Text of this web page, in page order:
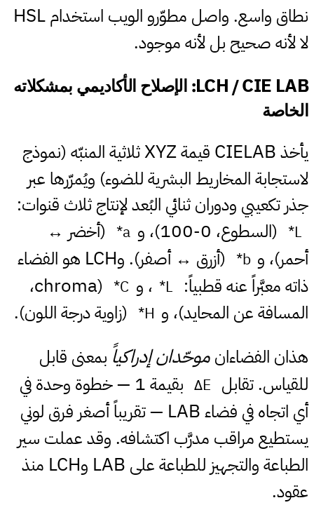
نطاق واسع. واصل مطوّرو الويب استخدامHSL
لا لأنه صحيح بل لأنه موجود.
#
CIE LAB
/
LCH: الإصلاح الأكاديمي بمشكلاته
الخاصة
يأخذCIELAB قيمةXYZثلاثية المنبّه (نموذج
لاستجابة المخاريط البشرية للضوء) ويُمرّرها عبر
جذر تكعيبي ودوران ثنائي البُعد لإنتاج ثلاث قنوات:
L* (السطوع، 0
-
100)، و a*
(أخضر ↔
أحمر)، و b* (أزرق ↔ أصفر). وLCH هو الفضاء
ذاته معبَّراً عنه قطبياً: L* ، و C*
(
chroma،
المسافة عن المحايد)، و H*
(زاوية درجة اللون).
هذان الفضاءانموحّدان إدراكياً بمعنى قابل
للقياس. تقابل ΔE بقيمة1 — خطوة وحدة في
أي اتجاه في فضاءLAB — تقريباً أصغر فرق لوني
يستطيع مراقب مدرَّب اكتشافه. وقد عملت سير
الطباعة والتجهيز للطباعة على LAB وLCH منذ
عقود.